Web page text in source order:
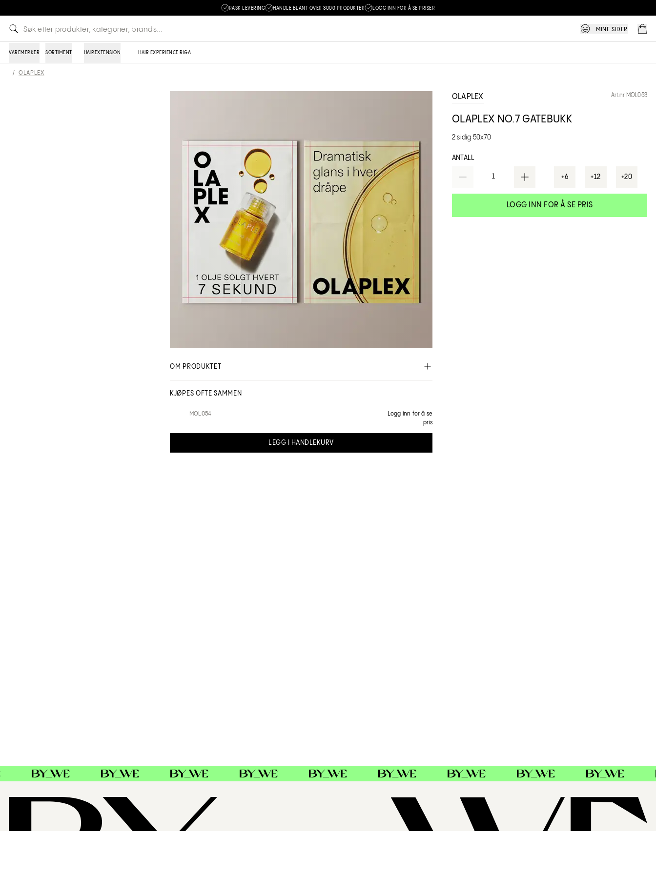
RASK LEVERING HANDLE BLANT OVER 3000 PRODUKTER LOGG INN FOR Å SE PRISER
MINE SIDER
VAREMERKER SORTIMENT HAIREXTENSION HAIR EXPERIENCE RIGA
/ OLAPLEX
OM PRODUKTET
Olaplex
KJØPES OFTE SAMMEN
MOL054
Logg inn for å se
pris
LEGG I HANDLEKURV
OLAPLEX Art.nr MOL053
OLAPLEX NO.7 GATEBUKK
2 sidig 50x70
ANTALL
1 +6 +12 +20
LOGG INN FOR Å SE PRIS